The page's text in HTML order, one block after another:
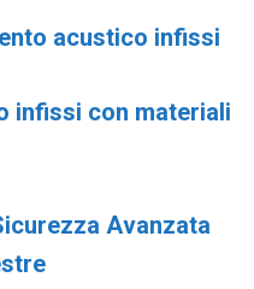
acustico infissi
infissi con materiali
Avanzata